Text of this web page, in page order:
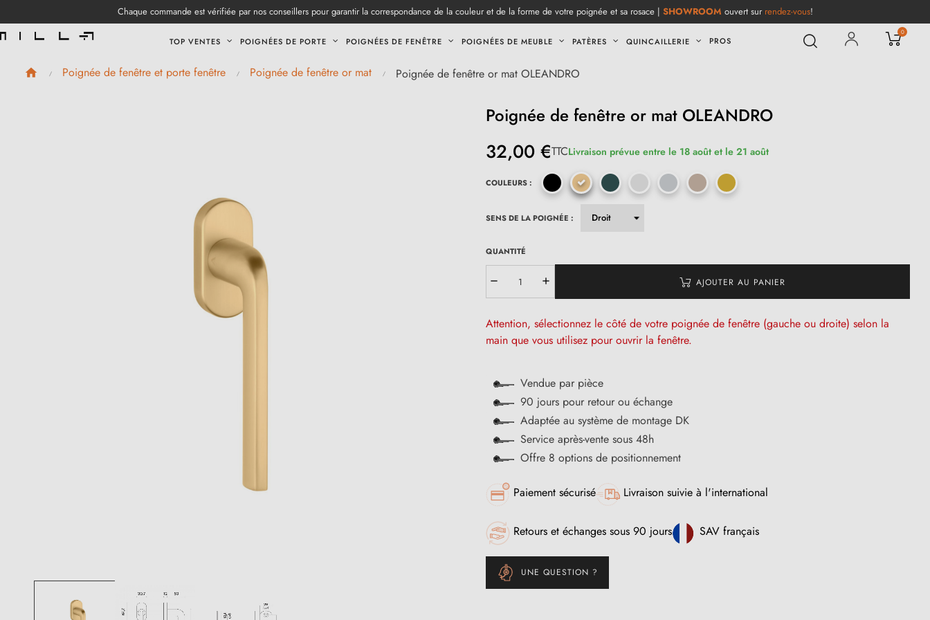
Chaque commande est vérifiée par nos conseillers pour garantir la correspondance de la couleur et de la forme de votre poignée et sa rosace | SHOWROOM ouvert sur rendez-vous!
TOP VENTES POIGNÉES DE PORTE POIGNÉES DE FENÊTRE POIGNÉES DE MEUBLE PATÈRES QUINCAILLERIE PROS
0
Poignée de fenêtre et porte fenêtre Poignée de fenêtre or mat Poignée de fenêtre or mat OLEANDRO
Poignée de fenêtre or mat OLEANDRO
32,00 €TTCLivraison prévue entre le 18 août et le 21 août
COULEURS :
SENS DE LA POIGNÉE :
QUANTITÉ
AJOUTER AU PANIER
Attention, sélectionnez le côté de votre poignée de fenêtre (gauche ou droite) selon la
main que vous utilisez pour ouvrir la fenêtre.
Vendue par pièce
90 jours pour retour ou échange
Adaptée au système de montage DK
Service après-vente sous 48h
Offre 8 options de positionnement
Paiement sécurisé Livraison suivie à l'international
Retours et échanges sous 90 jours SAV français
UNE QUESTION ?